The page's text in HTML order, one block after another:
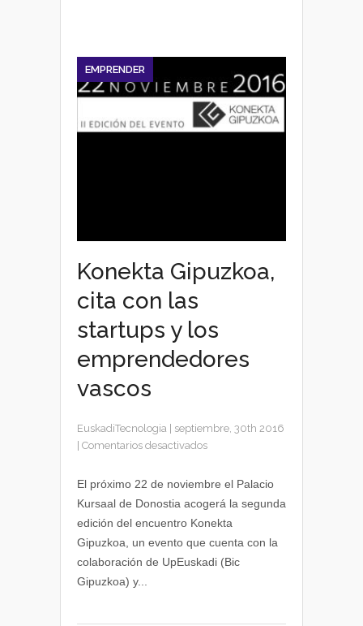
EMPRENDER
Konekta Gipuzkoa,
cita con las
startups y los
emprendedores
vascos
EuskadiTecnologia
septiembre, 30th 2016
Comentarios desactivadosen
Gipuzkoa,
con
las
startups
y
El próximo 22 de noviembre el Palacio
Kursaal de Donostia acogerá la segunda
edición del encuentro Konekta
Gipuzkoa, un evento que cuenta con la
colaboración de UpEuskadi (Bic
Gipuzkoa) y...